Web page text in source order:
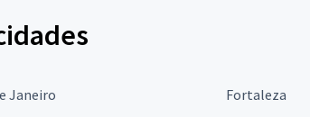
Janeiro Fortaleza